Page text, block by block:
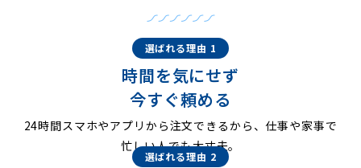
選ばれる理由 1
時間を気にせず
今すぐ頼める
24時間スマホやアプリから注文できるから、仕事や家事で
忙しい人でも大丈夫。
選ばれる理由 2